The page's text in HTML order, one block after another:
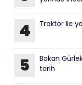
4 Traktör ile
5
Bakan
tarih